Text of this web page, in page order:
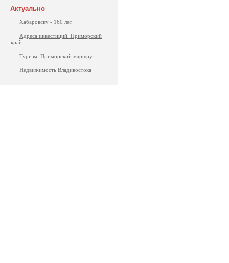
Актуально
Хабаровску - 160 лет
Адреса инвестиций. Приморский
край
Туризм: Приморский маршрут
Недвижимость Владивостока